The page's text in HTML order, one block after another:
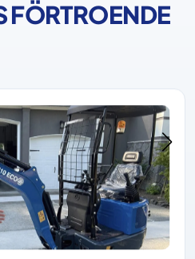
FÖRTROENDE
förtroende med